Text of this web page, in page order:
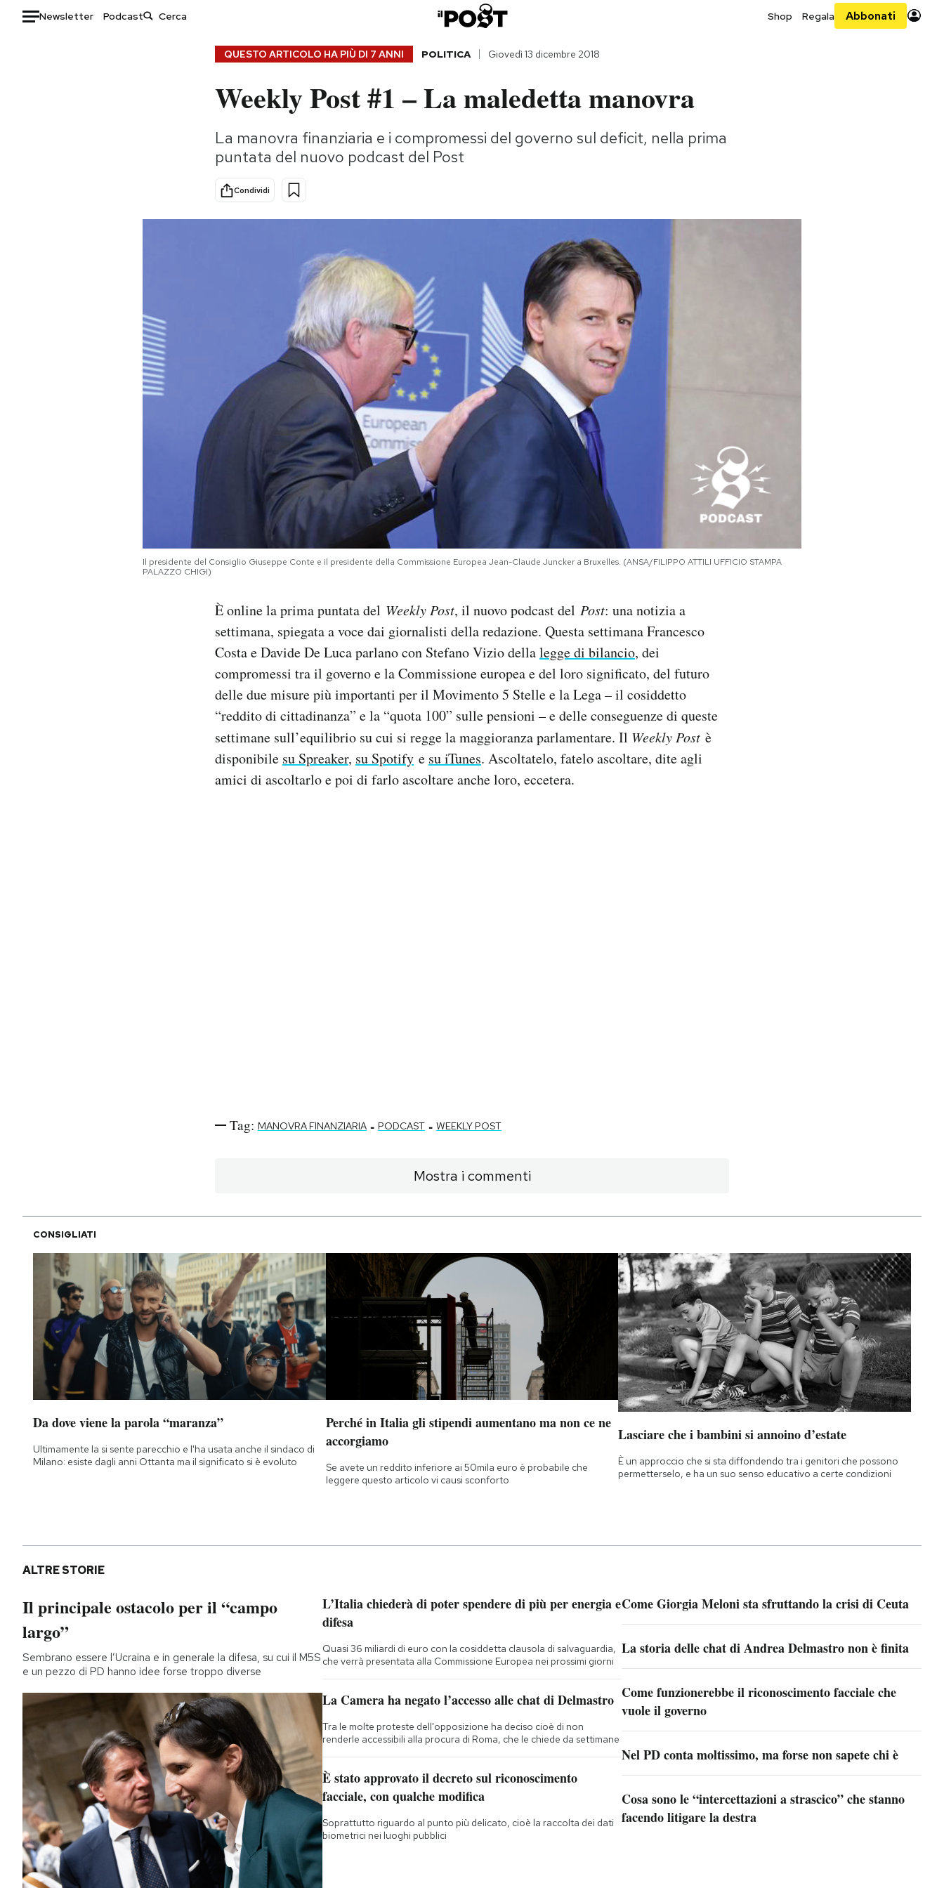
Newsletter Podcast Shop Regala Abbonati
Consumismi
Storie/Idee
Ok Boomer!
Media
AREA PERSONALE
QUESTO ARTICOLO HA PIÙ DI 7 ANNI POLITICA Giovedì 13 dicembre 2018
Weekly Post #1 – La maledetta manovra
La manovra finanziaria e i compromessi del governo sul deficit, nella prima
puntata del nuovo podcast del Post
Condividi
Il presidente del Consiglio Giuseppe Conte e il presidente della Commissione Europea Jean-Claude Juncker a Bruxelles. (ANSA/FILIPPO ATTILI UFFICIO STAMPA
PALAZZO CHIGI)
È online la prima puntata del Weekly Post, il nuovo podcast del Post: una notizia a
settimana, spiegata a voce dai giornalisti della redazione. Questa settimana Francesco
Costa e Davide De Luca parlano con Stefano Vizio dellalegge di bilancio, dei
compromessi tra il governo e la Commissione europea e del loro significato, del futuro
delle due misure più importanti per il Movimento 5 Stelle e la Lega – il cosiddetto
“reddito di cittadinanza” e la “quota 100” sulle pensioni – e delle conseguenze di queste
settimane sull’equilibrio su cui si regge la maggioranza parlamentare. Il Weekly Post è
disponibile su Spreaker, su Spotify e su iTunes. Ascoltatelo, fatelo ascoltare, dite agli
amici di ascoltarlo e poi di farlo ascoltare anche loro, eccetera.
Tag: MANOVRA FINANZIARIA - PODCAST - WEEKLY POST
Mostra i commenti
CONSIGLIATI
Da dove viene la parola “maranza”
Ultimamente la si sente parecchio e l'ha usata anche il sindaco di
Milano: esiste dagli anni Ottanta ma il significato si è evoluto
Perché in Italia gli stipendi aumentano ma non ce ne
accorgiamo
Se avete un reddito inferiore ai 50mila euro è probabile che
leggere questo articolo vi causi sconforto
Lasciare che i bambini si annoino d’estate
È un approccio che si sta diffondendo tra i genitori che possono
permetterselo, e ha un suo senso educativo a certe condizioni
ALTRE STORIE
Il principale ostacolo per il “campo
largo”
Sembrano essere l’Ucraina e in generale la difesa, su cui il M5S
e un pezzo di PD hanno idee forse troppo diverse
L’Italia chiederà di poter spendere di più per energia e
difesa
Quasi 36 miliardi di euro con la cosiddetta clausola di salvaguardia,
che verrà presentata alla Commissione Europea nei prossimi giorni
La Camera ha negato l’accesso alle chat di Delmastro
Tra le molte proteste dell'opposizione ha deciso cioè di non
renderle accessibili alla procura di Roma, che le chiede da settimane
È stato approvato il decreto sul riconoscimento
facciale, con qualche modifica
Soprattutto riguardo al punto più delicato, cioè la raccolta dei dati
biometrici nei luoghi pubblici
Come Giorgia Meloni sta sfruttando la crisi di Ceuta
La storia delle chat di Andrea Delmastro non è finita
Come funzionerebbe il riconoscimento facciale che
vuole il governo
Nel PD conta moltissimo, ma forse non sapete chi è
Cosa sono le “intercettazioni a strascico” che stanno
facendo litigare la destra